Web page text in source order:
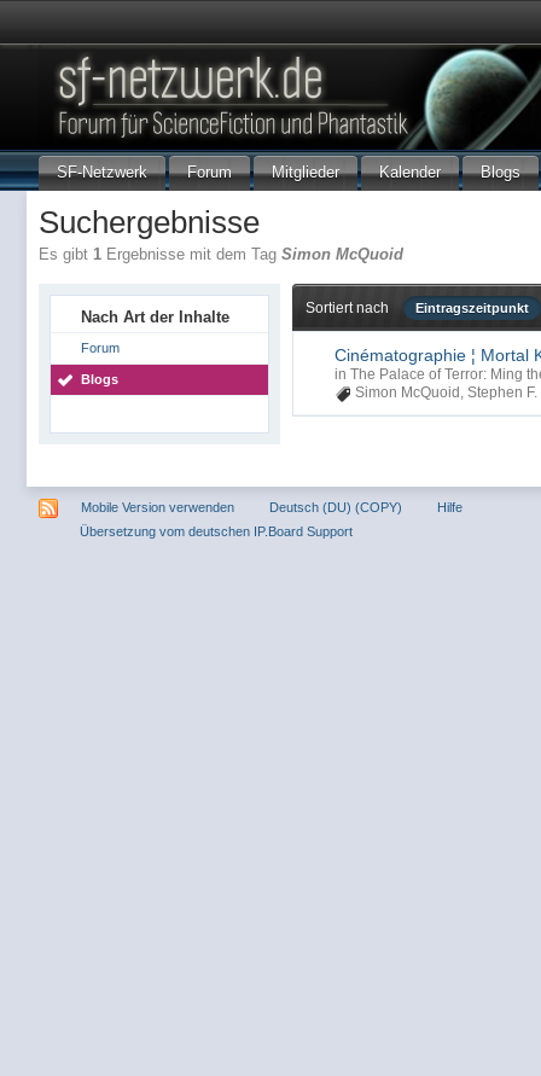
SF-Netzwerk Forum Mitglieder Kalender Blogs
Suchergebnisse
Es gibt 1 Ergebnisse mit dem Tag Simon McQuoid
Nach Art der Inhalte
Forum
Blogs
Sortiert nach Eintragszeitpunkt
Cinématographie ¦ Mortal
in The Palace of Terror: Ming
Simon McQuoid , Stephen
Mobile Version verwenden Deutsch (DU) (COPY)
Hilfe
Übersetzung vom deutschen IP.Board Support